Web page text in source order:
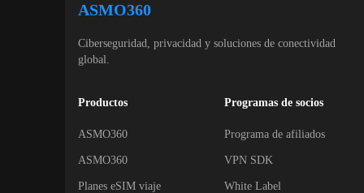
ASMO360
Ciberseguridad, privacidad y soluciones de conectividad
global.
Productos
ASMO360
ASMO360
Planes eSIM viaje
Programas de socios
Programa de afiliados
VPN SDK
White Label